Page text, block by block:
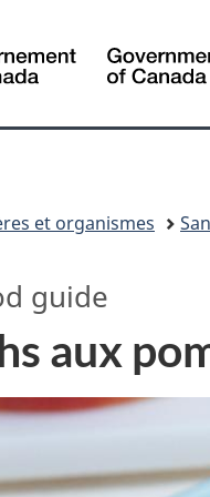
et organismes
guide
aux